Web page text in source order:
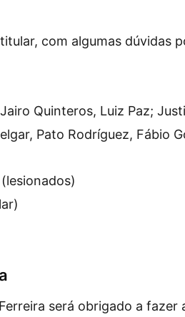
com algumas dúvidas
Quinteros, Luiz Paz;
Pato Rodríguez, Fábio
será obrigado a fazer